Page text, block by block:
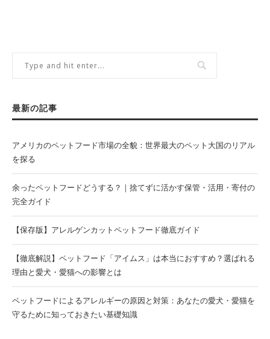
最新の記事
アメリカのペットフード市場の全貌：世界最大のペット大国のリアル
を探る
余ったペットフードどうする？｜捨てずに活かす保管・活用・寄付の
完全ガイド
【保存版】アレルゲンカットペットフード徹底ガイド
【徹底解説】ペットフード「アイムス」は本当におすすめ？選ばれる
理由と愛犬・愛猫への影響とは
ペットフードによるアレルギーの原因と対策：あなたの愛犬・愛猫を
守るために知っておきたい基礎知識